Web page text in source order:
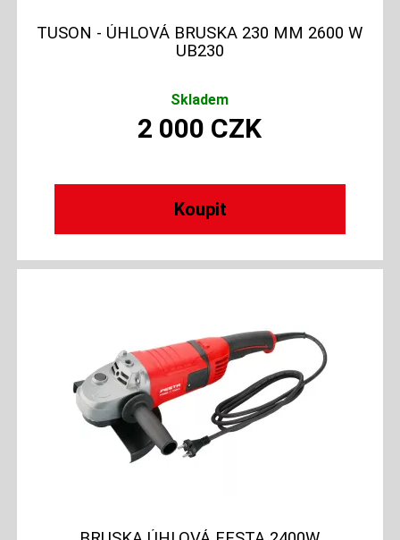
TUSON - ÚHLOVÁ BRUSKA 230 MM 2600 W
UB230
Skladem
2 000 CZK